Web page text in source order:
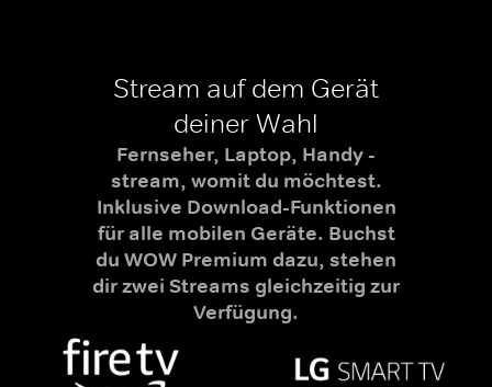
Stream auf dem Gerät
deiner Wahl
Fernseher, Laptop, Handy -
stream, womit du möchtest.
Inklusive Download-Funktionen
für alle mobilen Geräte. Buchst
du WOW Premium dazu, stehen
dir zwei Streams gleichzeitig zur
Verfügung.